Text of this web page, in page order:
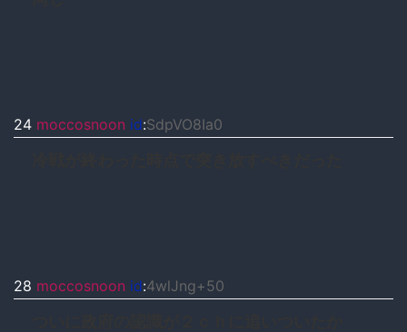
24 moccosnoon id:SdpVO8Ia0
28 moccosnoon id:4wlJng+50